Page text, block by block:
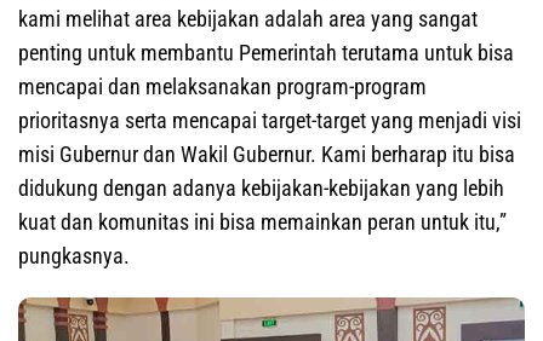
kami melihat area kebijakan adalah area yang sangat
penting untuk membantu Pemerintah terutama untuk bisa
mencapai dan melaksanakan program-program
prioritasnya serta mencapai target-target yang menjadi visi
misi Gubernur dan Wakil Gubernur. Kami berharap itu bisa
didukung dengan adanya kebijakan-kebijakan yang lebih
kuat dan komunitas ini bisa memainkan peran untuk itu,”
pungkasnya.